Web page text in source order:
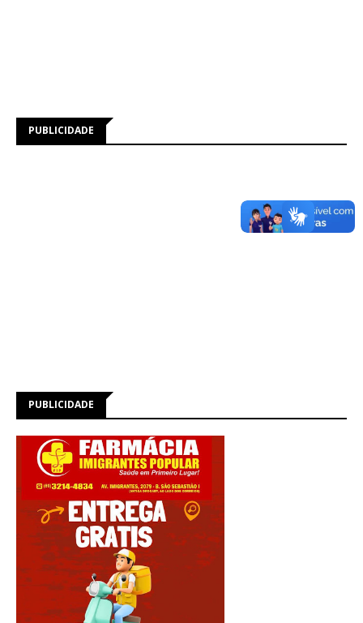
PUBLICIDADE
PUBLICIDADE